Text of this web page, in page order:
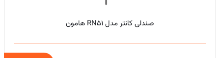
صندلی کانتر مدل RN51 هامون